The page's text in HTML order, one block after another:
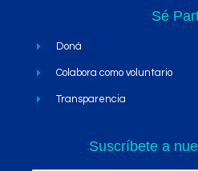
Sé
Doná
Colabora como voluntario
Transparencia
Suscríbete a